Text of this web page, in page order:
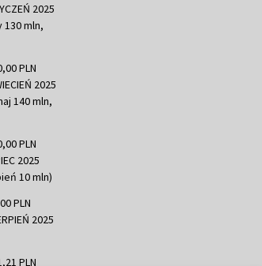
2025
130 mln,
PLN
2025
140 mln,
PLN
2025
10 mln)
PLN
2025
PLN